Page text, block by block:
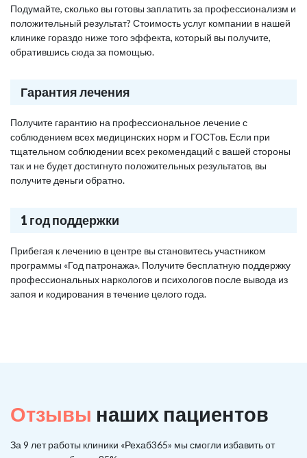
Подумайте, сколько вы готовы заплатить за профессионализм и
положительный результат? Стоимость услуг компании в нашей
клинике гораздо ниже того эффекта, который вы получите,
обратившись сюда за помощью.
Гарантия лечения
Получите гарантию на профессиональное лечение с
соблюдением всех медицинских норм и ГОСТов. Если при
тщательном соблюдении всех рекомендаций с вашей стороны
так и не будет достигнуто положительных результатов, вы
получите деньги обратно.
1 год поддержки
Прибегая к лечению в центре вы становитесь участником
программы «Год патронажа». Получите бесплатную поддержку
профессиональных наркологов и психологов после вывода из
запоя и кодирования в течение целого года.
Отзывы наших пациентов
За 9 лет работы клиники «Рехаб365» мы смогли избавить от